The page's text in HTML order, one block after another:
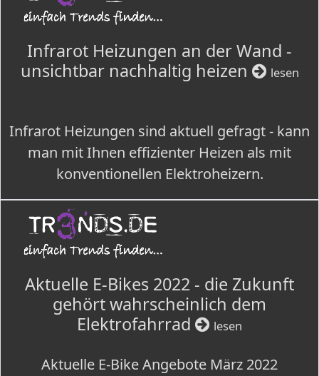
Infrarot Heizungen an der Wand -
unsichtbar nachhaltig heizen
lesen
Infrarot Heizungen sind aktuell gefragt - kann
man mit Ihnen effizienter Heizen als mit
konventionellen Elektroheizern.
Aktuelle E-Bikes 2022 - die Zukunft
gehört wahrscheinlich dem
Elektrofahrrad
lesen
Aktuelle E-Bike Angebote März 2022